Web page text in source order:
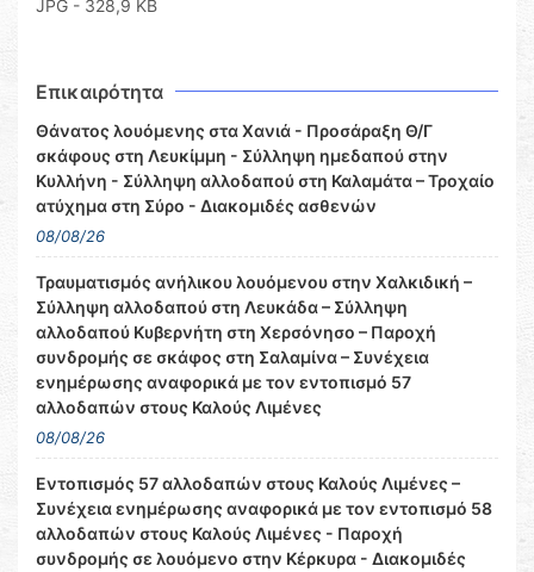
JPG - 328,9 KB
Επικαιρότητα
Θάνατος λουόμενης στα Χανιά - Προσάραξη Θ/Γ
σκάφους στη Λευκίμμη - Σύλληψη ημεδαπού στην
Κυλλήνη - Σύλληψη αλλοδαπού στη Καλαμάτα – Τροχαίο
ατύχημα στη Σύρο - Διακομιδές ασθενών
08/08/26
Τραυματισμός ανήλικου λουόμενου στην Χαλκιδική –
Σύλληψη αλλοδαπού στη Λευκάδα – Σύλληψη
αλλοδαπού Κυβερνήτη στη Χερσόνησο – Παροχή
συνδρομής σε σκάφος στη Σαλαμίνα – Συνέχεια
ενημέρωσης αναφορικά με τον εντοπισμό 57
αλλοδαπών στους Καλούς Λιμένες
08/08/26
Εντοπισμός 57 αλλοδαπών στους Καλούς Λιμένες –
Συνέχεια ενημέρωσης αναφορικά με τον εντοπισμό 58
αλλοδαπών στους Καλούς Λιμένες - Παροχή
συνδρομής σε λουόμενο στην Κέρκυρα - Διακομιδές